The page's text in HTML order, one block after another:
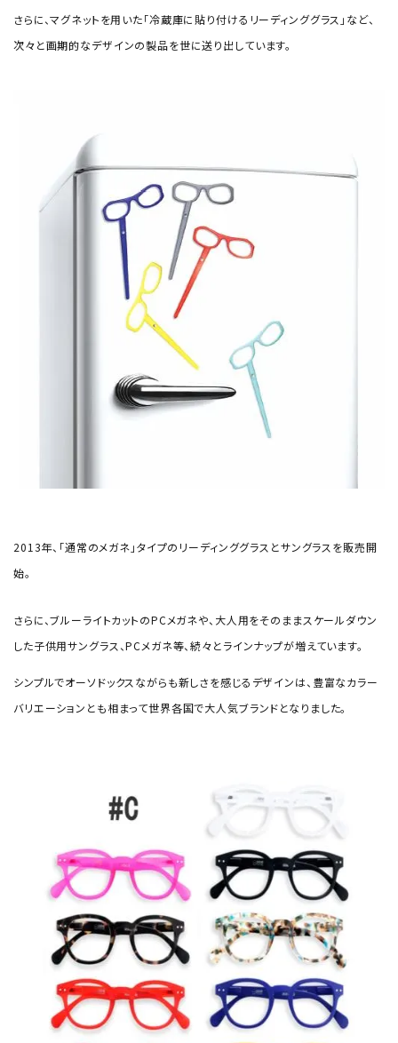
さらに、マグネットを用いた「冷蔵庫に貼り付けるリーディンググラス」など、
次々と画期的なデザインの製品を世に送り出しています。
2013年、「通常のメガネ」タイプのリーディンググラスとサングラスを販売開
始。
さらに、ブルーライトカットのPCメガネや、大人用をそのままスケールダウン
した子供用サングラス、PCメガネ等、続々とラインナップが増えています。
シンプルでオーソドックスながらも新しさを感じるデザインは、豊富なカラー
バリエーションとも相まって世界各国で大人気ブランドとなりました。